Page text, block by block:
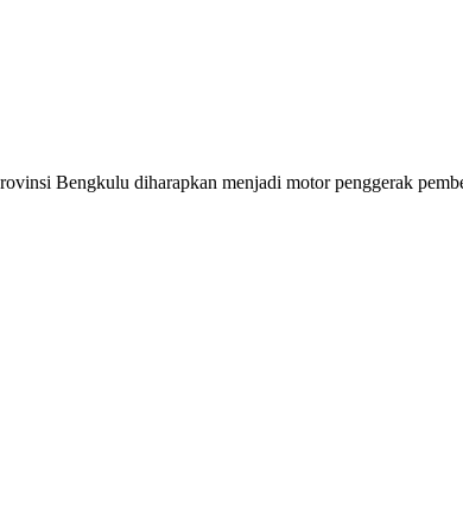
Bengkulu diharapkan menjadi motor penggerak